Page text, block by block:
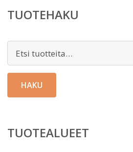
TUOTEHAKU
HAKU
TUOTEALUEET